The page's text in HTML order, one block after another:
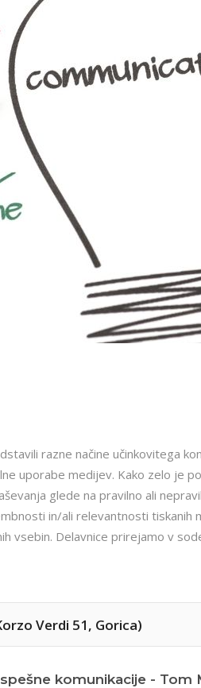
razne načine učinkovitega
uporabe medijev. Kako zelo je
glede na pravilno ali
in/ali relevantnosti
vsebin. Delavnice prirejamo v
Verdi 51, Gorica)
komunikacije -